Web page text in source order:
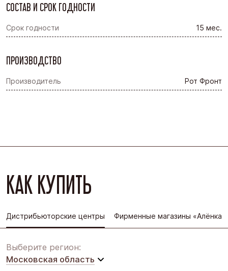
СОСТАВ И СРОК ГОДНОСТИ
Срок годности 15 мес.
ПРОИЗВОДСТВО
Производитель Рот Фронт
КАК КУПИТЬ
Дистрибьюторские центры Фирменные магазины «Алёнка»
Выберите регион:
Московская область